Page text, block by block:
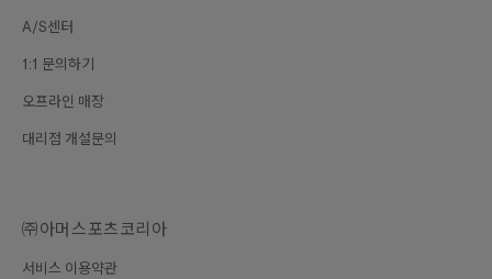
A/S센터
1:1 문의하기
오프라인 매장
대리점 개설문의
㈜아머스포츠코리아
서비스 이용약관